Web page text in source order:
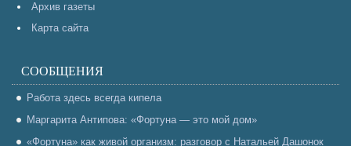
Архив газеты
Карта сайта
СООБЩЕНИЯ
Работа здесь всегда кипела
Маргарита Антипова: «Фортуна — это мой дом»
«Фортуна» как живой организм: разговор с Натальей Дашонок